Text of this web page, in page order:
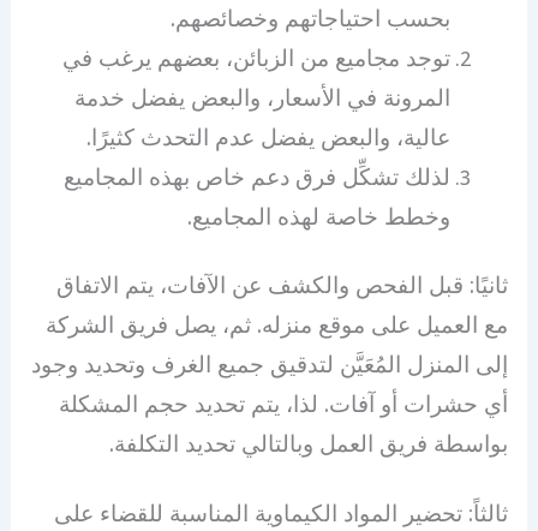
بحسب احتياجاتهم وخصائصهم.
توجد مجاميع من الزبائن، بعضهم يرغب في
المرونة في الأسعار، والبعض يفضل خدمة
عالية، والبعض يفضل عدم التحدث كثيرًا.
لذلك تشكِّل فرق دعم خاص بهذه المجاميع
وخطط خاصة لهذه المجاميع.
ثانيًا: قبل الفحص والكشف عن الآفات، يتم الاتفاق
مع العميل على موقع منزله. ثم، يصل فريق الشركة
إلى المنزل المُعَيَّن لتدقيق جميع الغرف وتحديد وجود
أي حشرات أو آفات. لذا، يتم تحديد حجم المشكلة
بواسطة فريق العمل وبالتالي تحديد التكلفة.
ثالثاً: تحضير المواد الكيماوية المناسبة للقضاء على